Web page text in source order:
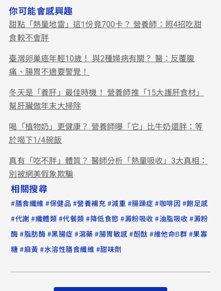
你可能會感興趣
甜點「熱量地雷」這1份竟700卡？ 營養師：照4招吃甜
食較不會胖
臺灣卵巢癌年輕10歲！ 與2種婦病有關？ 醫：反覆腹
痛、腸胃不適要警覺！
冬天是「養肝」最佳時機！ 營養師推「15大護肝食材」
幫肝臟做年末大掃除
喝「植物奶」更健康？ 營養師曝「它」比牛奶還胖：等
於喝下1/4碗飯
真有「吃不胖」體質？ 醫師分析「熱量吸收」3大真相：
別被網美假象欺騙
相關搜尋
#膳食纖維 #保健品 #營養補充 #減重 #腸躁症 #咖啡因 #飽足感
#代謝 #纖體類 #代餐類 #降低食慾 #澱粉吸收 #油脂吸收 #澱粉
酶 #脂肪酶 #黑腸症 #瀉藥 #腸胃敏感 #酚酞 #維他命B群 #果寡
糖 #麻黃 #水溶性膳食纖維 #甜味劑